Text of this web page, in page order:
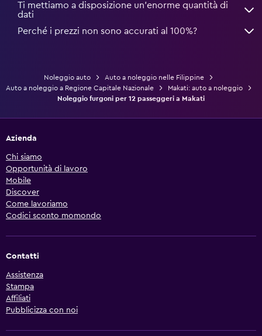
Ti mettiamo a disposizione un’enorme quantità di
dati
Perché i prezzi non sono accurati al 100%?
Noleggio auto
Auto a noleggio nelle Filippine
Auto a noleggio a Regione Capitale Nazionale
Makati: auto a noleggio
Noleggio furgoni per 12 passeggeri a Makati
Azienda
Chi siamo
Opportunità di lavoro
Mobile
Discover
Come lavoriamo
Codici sconto momondo
Contatti
Assistenza
Stampa
Affiliati
Pubblicizza con noi